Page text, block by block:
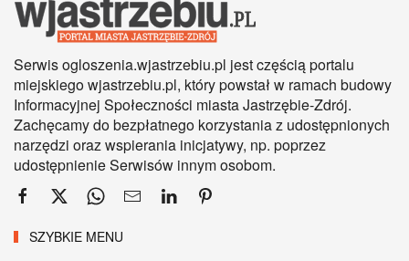
Serwis ogloszenia.wjastrzebiu.pl jest częścią portalu
miejskiego wjastrzebiu.pl, który powstał w ramach budowy
Informacyjnej Społeczności miasta Jastrzębie-Zdrój.
Zachęcamy do bezpłatnego korzystania z udostępnionych
narzędzi oraz wspierania inicjatywy, np. poprzez
udostępnienie Serwisów innym osobom.
SZYBKIE MENU